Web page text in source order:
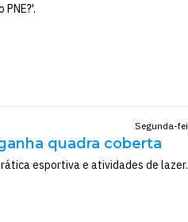
Segunda-
quadra coberta
esportiva e atividades de lazer.